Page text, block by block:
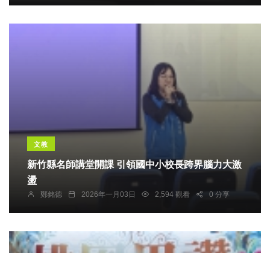
文教
新竹縣名師講堂開課 引領國中小校長跨界腦力大激
盪
鄭銘德 2026年一月03日 2,594 觀看 0 分享